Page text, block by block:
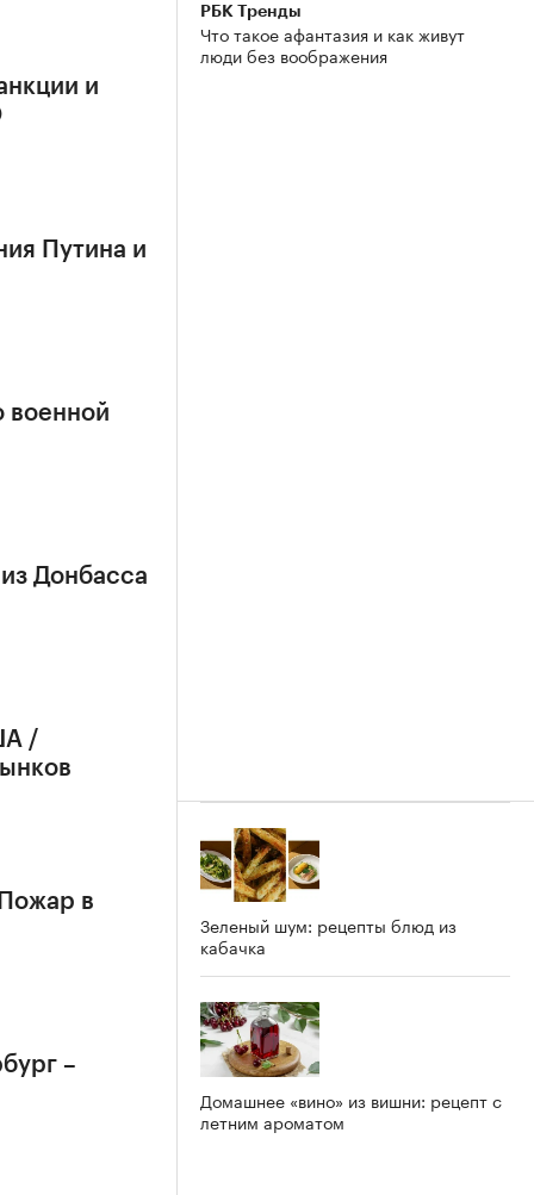
и
Путина и
военной
Донбасса
/
в
–
РБК Тренды
Что такое афантазия и как живут
люди без воображения
Зеленый шум: рецепты блюд из
кабачка
Домашнее «вино» из вишни: рецепт с
летним ароматом